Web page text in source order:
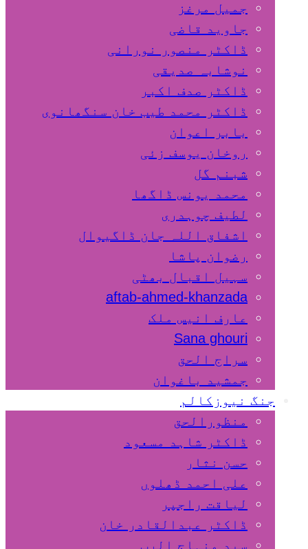
جمیل مرغز
جاوید قاضی
ڈاکٹر منصور نورانی
نوشابہ صدیقی
ڈاکٹر صدف اکبر
ڈاکٹر محمد طیب خان سنگھانوی
بابر اعوان
روخان یوسف زئی
شبنم گل
محمد یونس ڈاگھا
لطیف چوہدری
اشفاق اللہ جان ڈاگیوال
رضوان پاشا
سہیل اقبال بھٹی
aftab-ahmed-khanzada
عارف انیس ملک
Sana ghouri
سراج الحق
جمشید باغوان
جنگ نیوزکالم
منظورالحق
ڈاکٹر شاہد مسعود
حسن نثار
علی احمد ڈھلوں
لیاقت راجپر
ڈاکٹر عبدالقادر خان
سید منہاج الرب